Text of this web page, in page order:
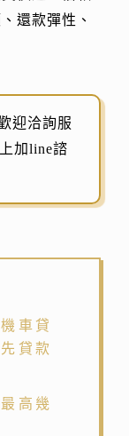
還款彈性、
迎洽詢服
加line諮
車貸
貸款
高幾